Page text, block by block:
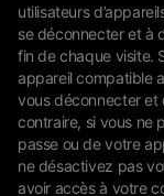
utilisateurs
se déconnecter et à
fin de chaque visite.
appareil compatible
vous déconnecter et
contraire, si vous ne
passe ou de votre
ne désactivez pas
avoir accès à votre